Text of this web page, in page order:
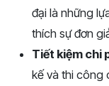
đại là những
thích sự đơn
Tiết kiệm chi
kế và thi công